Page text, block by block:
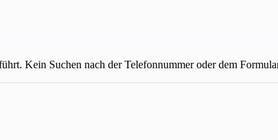
Kein Suchen nach der Telefonnummer oder dem